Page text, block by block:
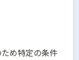
め特定の条件